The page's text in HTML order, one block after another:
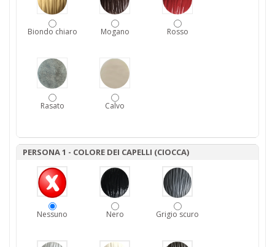
Biondo chiaro Mogano Rosso
Rasato Calvo
PERSONA 1 - COLORE DEI CAPELLI (CIOCCA)
Nessuno Nero Grigio scuro